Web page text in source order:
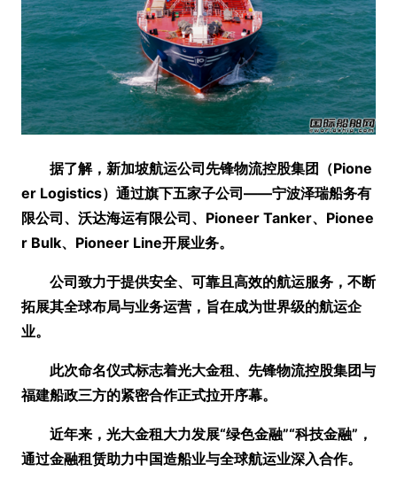
据了解，新加坡航运公司先锋物流控股集团 （Pione
er Logistics） 通过旗下五家子公司——宁波泽瑞船务有
限公司、沃达海运有限公司、Pioneer Tanker、Pionee
r Bulk、Pioneer Line开展业务。
公司致力于提供安全、可靠且高效的航运服务，不断
拓展其全球布局与业务运营，旨在成为世界级的航运企
业。
此次命名仪式标志着光大金租、先锋物流控股集团与
福建船政三方的紧密合作正式拉开序幕。
近年来，光大金租大力发展“绿色金融”“科技金融” ，
通过金融租赁助力中国造船业与全球航运业深入合作。